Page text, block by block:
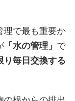
理で最も重要か
「水の管理」 で
り毎日交換する